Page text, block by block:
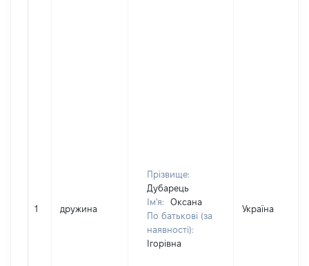
1 дружина
Прізвище:
Дубарець
Ім'я:
Оксана
По батькові (за
наявності):
Ігорівна
Україна